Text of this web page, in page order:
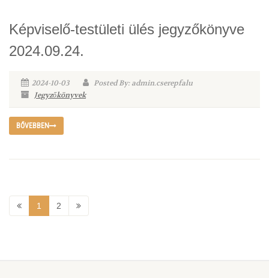
Képviselő-testületi ülés jegyzőkönyve
2024.09.24.
2024-10-03
Posted By: admin.cserepfalu
Jegyzőkönyvek
BŐVEBBEN
1 2